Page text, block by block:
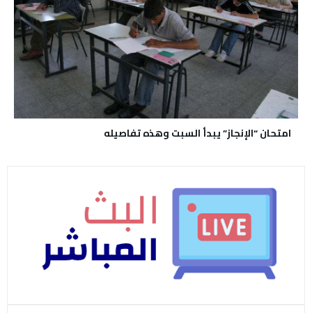
امتحان “الإنجاز” يبدأ السبت وهذه تفاصيله